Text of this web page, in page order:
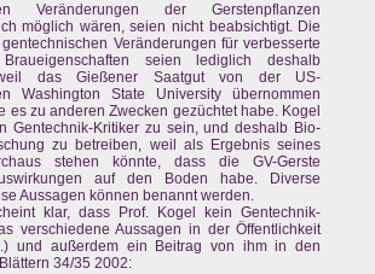
Veränderungen der Gerstenpflanzen
möglich wären, seien nicht beabsichtigt. Die
Veränderungen für verbesserte
seien lediglich deshalb
das Gießener Saatgut von der US-
Washington State University übernommen
es zu anderen Zwecken gezüchtet habe. Kogel
Gentechnik-Kritiker zu sein, und deshalb Bio-
zu betreiben, weil als Ergebnis seines
stehen könnte, dass die GV-Gerste
auf den Boden habe. Diverse
Aussagen können benannt werden.
klar, dass Prof. Kogel kein Gentechnik-
verschiedene Aussagen in der Öffentlichkeit
und außerdem ein Beitrag von ihm in den
34/35 2002: